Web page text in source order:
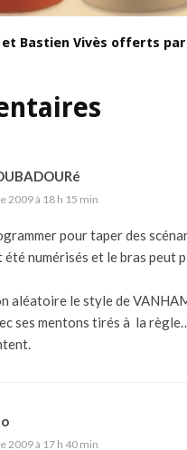
et Bastien Vivès offerts
2009 à 18 h 15 min
pour taper des
numérisés et le bras peut
aléatoire le style de
ses mentons tirés à la
2009 à 17 h 40 min